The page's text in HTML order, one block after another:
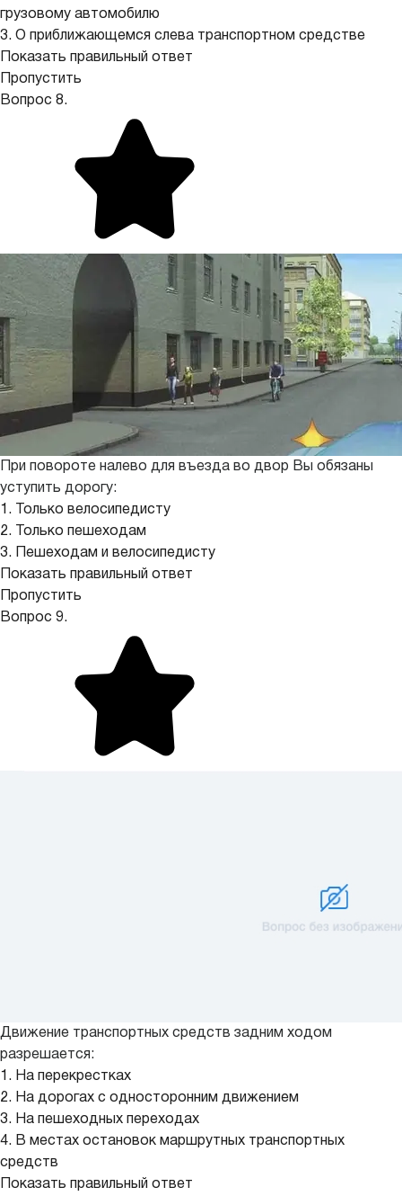
грузовому автомобилю
3. О приближающемся слева транспортном средстве
Показать правильный ответ
Пропустить
Вопрос 8.
При повороте налево для въезда во двор Вы обязаны
уступить дорогу:
1. Только велосипедисту
2. Только пешеходам
3. Пешеходам и велосипедисту
Показать правильный ответ
Пропустить
Вопрос 9.
Движение транспортных средств задним ходом
разрешается:
1. На перекрестках
2. На дорогах с односторонним движением
3. На пешеходных переходах
4. В местах остановок маршрутных транспортных
средств
Показать правильный ответ